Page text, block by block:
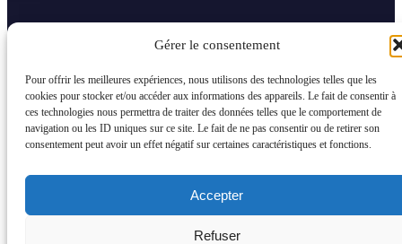
Gérer le consentement
Pour offrir les meilleures expériences, nous utilisons des technologies telles que les
cookies pour stocker et/ou accéder aux informations des appareils. Le fait de consentir à
ces technologies nous permettra de traiter des données telles que le comportement de
navigation ou les ID uniques sur ce site. Le fait de ne pas consentir ou de retirer son
consentement peut avoir un effet négatif sur certaines caractéristiques et fonctions.
Accepter
Refuser